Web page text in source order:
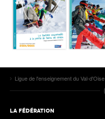
Ligue de l'enseignement du Val-d'Oise
LA FÉDÉRATION